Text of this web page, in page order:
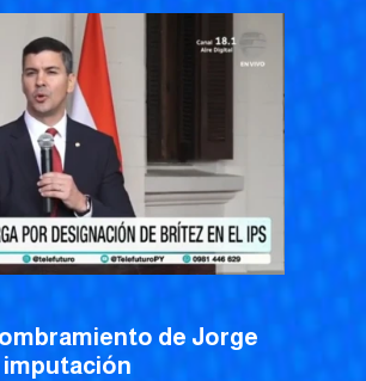
de Jorge
imputación